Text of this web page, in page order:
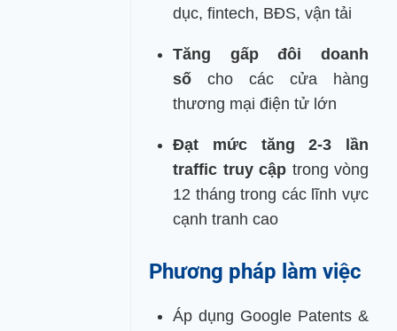
dục, fintech, BĐS, vận tải
Tăng gấp đôi doanh
số cho các cửa hàng
thương mại điện tử lớn
Đạt mức tăng 2-3 lần
traffic truy cập trong vòng
12 tháng trong các lĩnh vực
cạnh tranh cao
Phương pháp làm việc
Áp dụng Google Patents &